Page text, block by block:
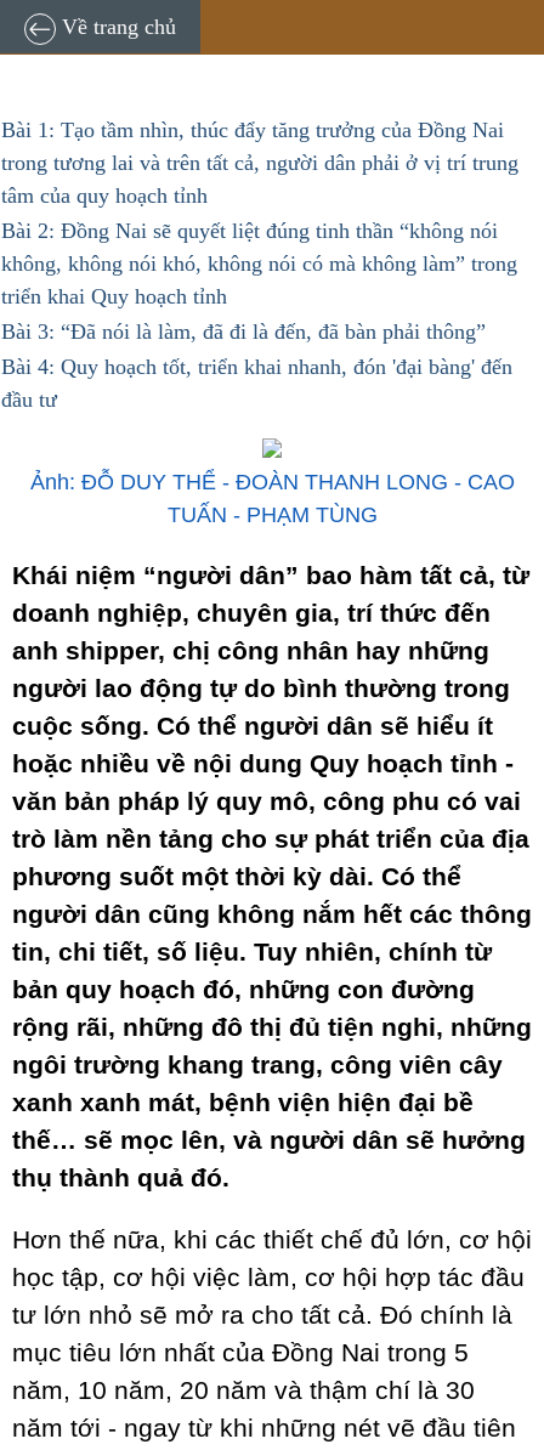
Về trang chủ
Bài 1: Tạo tầm nhìn, thúc đẩy tăng trưởng của Đồng Nai
trong tương lai và trên tất cả, người dân phải ở vị trí trung
tâm của quy hoạch tỉnh
Bài 2: Đồng Nai sẽ quyết liệt đúng tinh thần “không nói
không, không nói khó, không nói có mà không làm” trong
triển khai Quy hoạch tỉnh
Bài 3: “Đã nói là làm, đã đi là đến, đã bàn phải thông”
Bài 4: Quy hoạch tốt, triển khai nhanh, đón 'đại bàng' đến
đầu tư
Ảnh: ĐỖ DUY THỂ - ĐOÀN THANH LONG - CAO
TUẤN - PHẠM TÙNG
Khái niệm “người dân” bao hàm tất cả, từ
doanh nghiệp, chuyên gia, trí thức đến
anh shipper, chị công nhân hay những
người lao động tự do bình thường trong
cuộc sống. Có thể người dân sẽ hiểu ít
hoặc nhiều về nội dung Quy hoạch tỉnh -
văn bản pháp lý quy mô, công phu có vai
trò làm nền tảng cho sự phát triển của địa
phương suốt một thời kỳ dài. Có thể
người dân cũng không nắm hết các thông
tin, chi tiết, số liệu. Tuy nhiên, chính từ
bản quy hoạch đó, những con đường
rộng rãi, những đô thị đủ tiện nghi, những
ngôi trường khang trang, công viên cây
xanh xanh mát, bệnh viện hiện đại bề
thế… sẽ mọc lên, và người dân sẽ hưởng
thụ thành quả đó.
Hơn thế nữa, khi các thiết chế đủ lớn, cơ hội
học tập, cơ hội việc làm, cơ hội hợp tác đầu
tư lớn nhỏ sẽ mở ra cho tất cả. Đó chính là
mục tiêu lớn nhất của Đồng Nai trong 5
năm, 10 năm, 20 năm và thậm chí là 30
năm tới - ngay từ khi những nét vẽ đầu tiên